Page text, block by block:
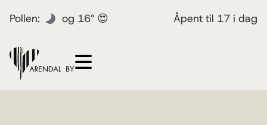
Pollen: og 16° 😍 Åpent til 17 i dag